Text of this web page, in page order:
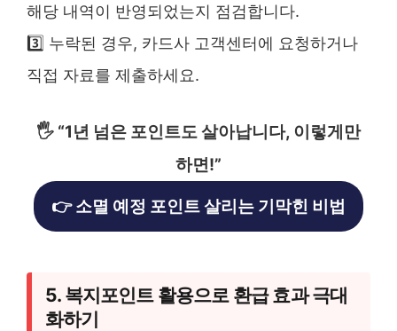
해당 내역이 반영되었는지 점검합니다.
3️⃣ 누락된 경우, 카드사 고객센터에 요청하거나
직접 자료를 제출하세요.
🖐️ “1년 넘은 포인트도 살아납니다, 이렇게만
하면!”
👉 소멸 예정 포인트 살리는 기막힌 비법
5. 복지포인트 활용으로 환급 효과 극대
화하기